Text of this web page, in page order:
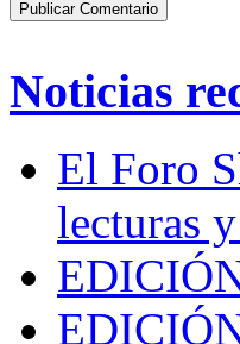
Noticias
El Foro
lecturas